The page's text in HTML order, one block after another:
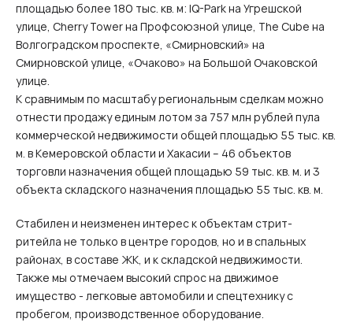
площадью более 180 тыс. кв. м: IQ-Park на Угрешской
улице, Cherry Tower на Профсоюзной улице, The Cube на
Волгоградском проспекте, «Смирновский» на
Смирновской улице, «Очаково» на Большой Очаковской
улице.
К сравнимым по масштабу региональным сделкам можно
отнести продажу единым лотом за 757 млн рублей пула
коммерческой недвижимости общей площадью 55 тыс. кв.
м. в Кемеровской области и Хакасии – 46 объектов
торговли назначения общей площадью 59 тыс. кв. м. и 3
объекта складского назначения площадью 55 тыс. кв. м.
Стабилен и неизменен интерес к объектам стрит-
ритейла не только в центре городов, но и в спальных
районах, в составе ЖК, и к складской недвижимости.
Также мы отмечаем высокий спрос на движимое
имущество - легковые автомобили и спецтехнику с
пробегом, производственное оборудование.